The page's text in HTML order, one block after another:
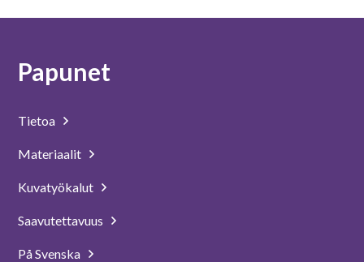
Papunet
Tietoa
Materiaalit
Kuvatyökalut
Saavutettavuus
På Svenska